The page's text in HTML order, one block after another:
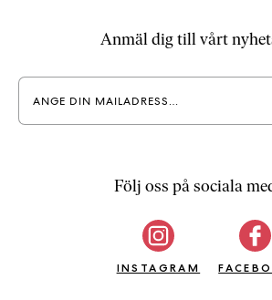
Anmäl dig till vårt
Följ oss på sociala
INSTAGRAM